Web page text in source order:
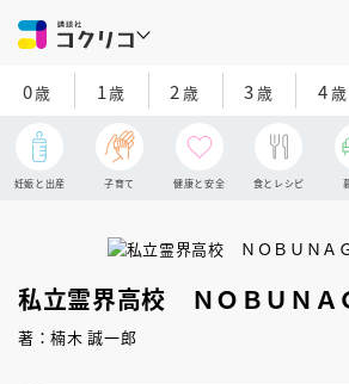
0歳 1歳 2 歳 3歳 4歳
妊娠と出産 子育て 健康と安全 食とレシピ
私立霊界高校 ＮＯＢＵＮＡ
著：楠木 誠一郎